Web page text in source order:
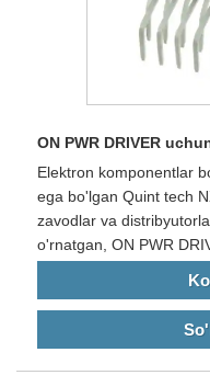
ON PWR DRIVER
Elektron komponentlar
ega bo'lgan Quint tech
zavodlar va
o'rnatgan, ON PWR